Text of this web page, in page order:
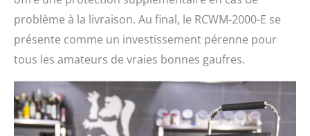
problème à la livraison. Au final, le RCWM-2000-E se
présente comme un investissement pérenne pour
tous les amateurs de vraies bonnes gaufres.